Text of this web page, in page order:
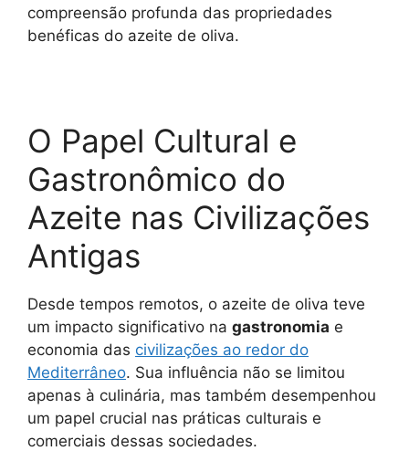
compreensão profunda das propriedades
benéficas do azeite de oliva.
O Papel Cultural e
Gastronômico do
Azeite nas Civilizações
Antigas
Desde tempos remotos, o azeite de oliva teve
um impacto significativo na gastronomia e
economia das civilizações ao redor do
Mediterrâneo. Sua influência não se limitou
apenas à culinária, mas também desempenhou
um papel crucial nas práticas culturais e
comerciais dessas sociedades.